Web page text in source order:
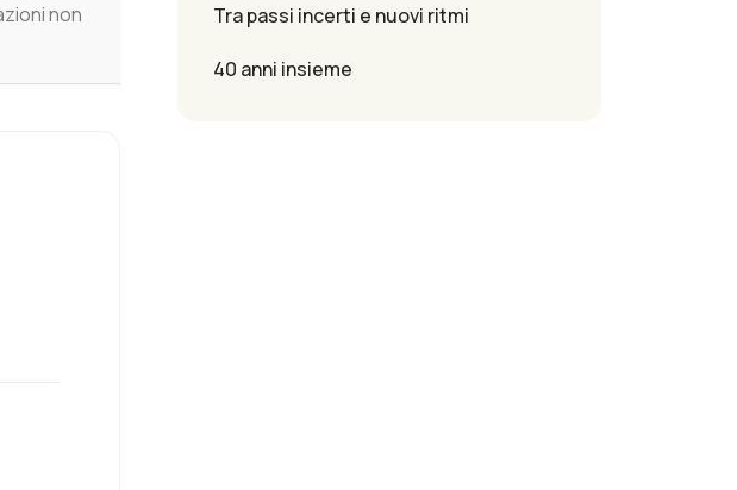
non
Tra passi incerti e nuovi ritmi
40 anni insieme